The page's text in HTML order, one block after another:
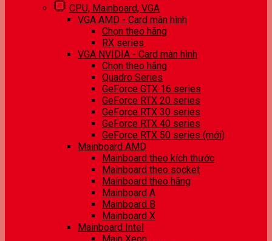
CPU, Mainboard, VGA
VGA AMD - Card màn hình
Chọn theo hãng
RX series
VGA NVIDIA - Card màn hình
Chọn theo hãng
Quadro Series
GeForce GTX 16 series
GeForce RTX 20 series
GeForce RTX 30 series
GeForce RTX 40 series
GeForce RTX 50 series (mới)
Mainboard AMD
Mainboard theo kích thước
Mainboard theo socket
Mainboard theo hãng
Mainboard A
Mainboard B
Mainboard X
Mainboard Intel